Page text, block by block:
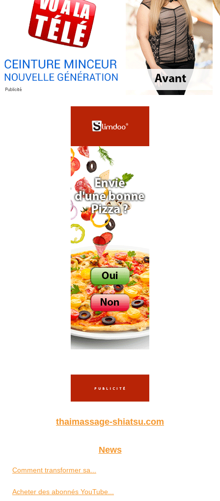
thaimassage-shiatsu.com
News
Comment transformer sa...
Acheter des abonnés YouTube...